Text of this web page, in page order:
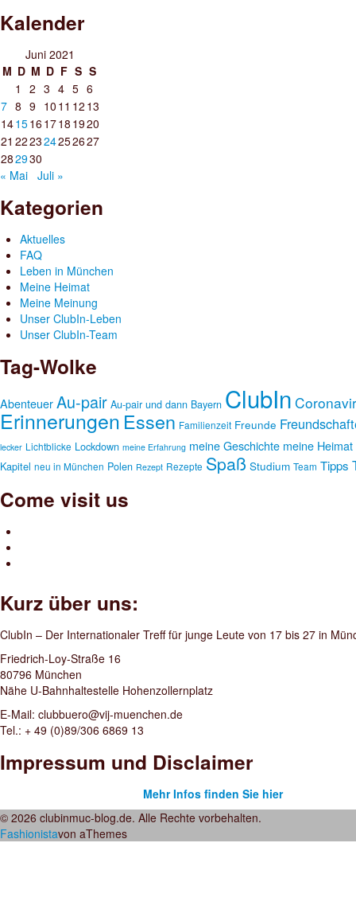
Kalender
Juni 2021
M D M D F S S
1
2 3 4 5 6
7 8 9 10 11 12 13
141516 1718 1920
21 222324252627
282930
« Mai Juli »
Kategorien
Aktuelles
FAQ
Leben in München
Meine Heimat
Meine Meinung
Unser ClubIn-Leben
Unser ClubIn-Team
Tag-Wolke
AbenteuerAu-pair Au-pair und dann Bayern ClubIn
Erinnerungen Essen Familienzeit Freunde
lecker Lichtblicke Lockdown meine Erfahrung meine Geschichte meine Heimat
Kapitel neu in München Polen Rezept Rezepte Spaß Studium Team Tipps
Come visit us
Kurz über uns:
ClubIn – Der Internationaler Treff für junge Leute von 17 bis 27 in
Friedrich-Loy-Straße 16
80796 München
Nähe U-Bahnhaltestelle Hohenzollernplatz
E-Mail: clubbuero@vij-muenchen.de
Tel.: + 49 (0)89/306 6869 13
Impressum und Disclaimer
Mehr Infos finden Sie hier
© 2026 clubinmuc-blog.de. Alle Rechte vorbehalten.
Fashionistavon aThemes